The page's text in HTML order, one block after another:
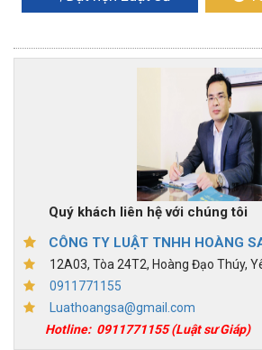
Quý khách liên hệ với chúng tôi
CÔNG TY LUẬT TNHH HOÀNG
12A03, Tòa 24T2, Hoàng Đạo Thúy,
0911771155
Luathoangsa@gmail.com
Hotline: 0911771155(Luật sư Giáp)